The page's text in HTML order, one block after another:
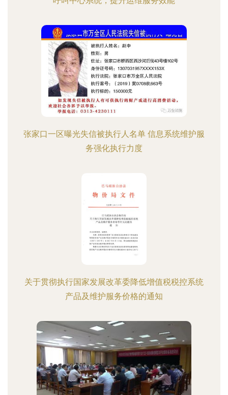
张家口一区曝光失信被执行人名单 信息系统维护服
务强化执行力度
关于贯彻执行国家发展改革委降低增值税税控系统
产品及维护服务价格的通知